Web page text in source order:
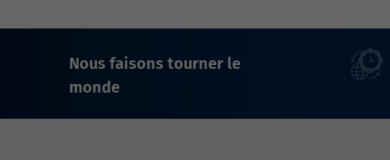
Nous faisons tourner le
monde